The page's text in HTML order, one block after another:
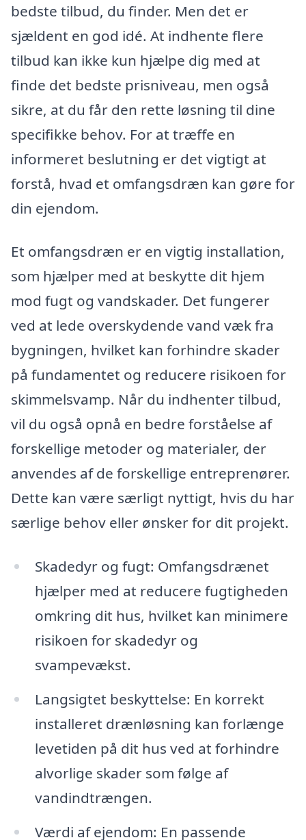
bedste tilbud, du finder. Men det er
sjældent en god idé. At indhente flere
tilbud kan ikke kun hjælpe dig med at
finde det bedste prisniveau, men også
sikre, at du får den rette løsning til dine
specifikke behov. For at træffe en
informeret beslutning er det vigtigt at
forstå, hvad et omfangsdræn kan gøre for
din ejendom.
Et omfangsdræn er en vigtig installation,
som hjælper med at beskytte dit hjem
mod fugt og vandskader. Det fungerer
ved at lede overskydende vand væk fra
bygningen, hvilket kan forhindre skader
på fundamentet og reducere risikoen for
skimmelsvamp. Når du indhenter tilbud,
vil du også opnå en bedre forståelse af
forskellige metoder og materialer, der
anvendes af de forskellige entreprenører.
Dette kan være særligt nyttigt, hvis du har
særlige behov eller ønsker for dit projekt.
Skadedyr og fugt: Omfangsdrænet
hjælper med at reducere fugtigheden
omkring dit hus, hvilket kan minimere
risikoen for skadedyr og
svampevækst.
Langsigtet beskyttelse: En korrekt
installeret drænløsning kan forlænge
levetiden på dit hus ved at forhindre
alvorlige skader som følge af
vandindtrængen.
Værdi af ejendom: En passende